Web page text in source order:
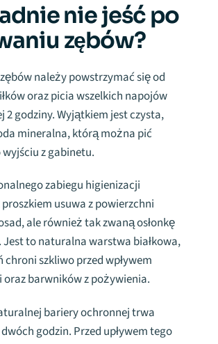
nie jeść po
zębów?
należy powstrzymać się od
oraz picia wszelkich napojów
2 godziny. Wyjątkiem jest czysta,
mineralna, którą można pić
z gabinetu.
zabiegu higienizacji
usuwa z powierzchni
ale również tak zwaną osłonkę
to naturalna warstwa białkowa,
chroni szkliwo przed wpływem
oraz barwników z pożywienia.
bariery ochronnej trwa
godzin. Przed upływem tego